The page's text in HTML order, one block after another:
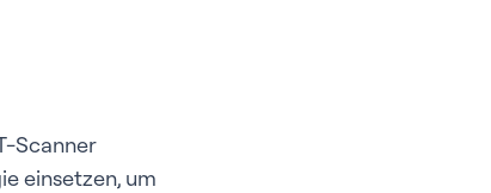
Scanner
einsetzen, um